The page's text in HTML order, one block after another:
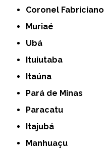
Coronel Fabriciano
Muriaé
Ubá
Ituiutaba
Itaúna
Pará de Minas
Paracatu
Itajubá
Manhuaçu